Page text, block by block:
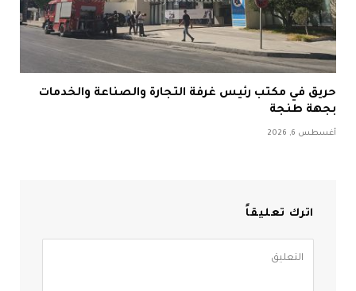
حريق في مكتب رئيس غرفة التجارة والصناعة والخدمات
بجهة طنجة
أغسطس 6, 2026
اترك تعليقاً